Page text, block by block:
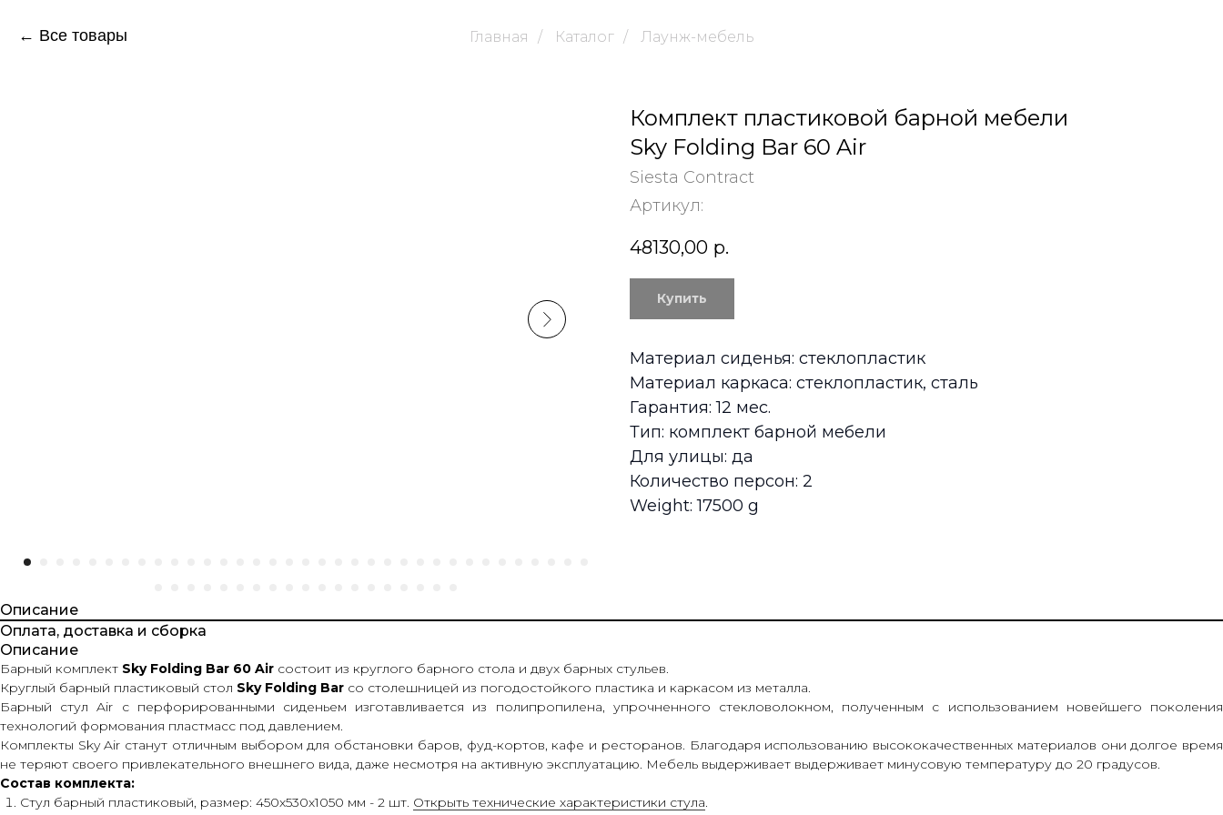
← Все товары Главная / Каталог / Лаунж-мебель
Комплект пластиковой барной мебели
Sky Folding Bar 60 Air
Siesta Contract
Артикул:
48130,00 р.
Купить
Материал сиденья: стеклопластик
Материал каркаса: стеклопластик, сталь
Гарантия: 12 мес.
Тип: комплект барной мебели
Для улицы: да
Количество персон: 2
Weight: 17500 g
Описание
Оплата, доставка и сборка
Описание
Барный комплект Sky Folding Bar 60 Air состоит из круглого барного стола и двух барных стульев.
Круглый барный пластиковый стол Sky Folding Bar со столешницей из погодостойкого пластика и каркасом из металла.
Барный стул Air с перфорированными сиденьем изготавливается из полипропилена, упрочненного стекловолокном, полученным с использованием новейшего поколения
технологий формования пластмасс под давлением.
Комплекты Sky Air станут отличным выбором для обстановки баров, фуд-кортов, кафе и ресторанов. Благодаря использованию высококачественных материалов они долгое время
не теряют своего привлекательного внешнего вида, даже несмотря на активную эксплуатацию. Мебель выдерживает выдерживает минусовую температуру до 20 градусов.
Состав комплекта:
Стул барный пластиковый, размер: 450х530х1050 мм - 2 шт. Открыть технические характеристики стула.